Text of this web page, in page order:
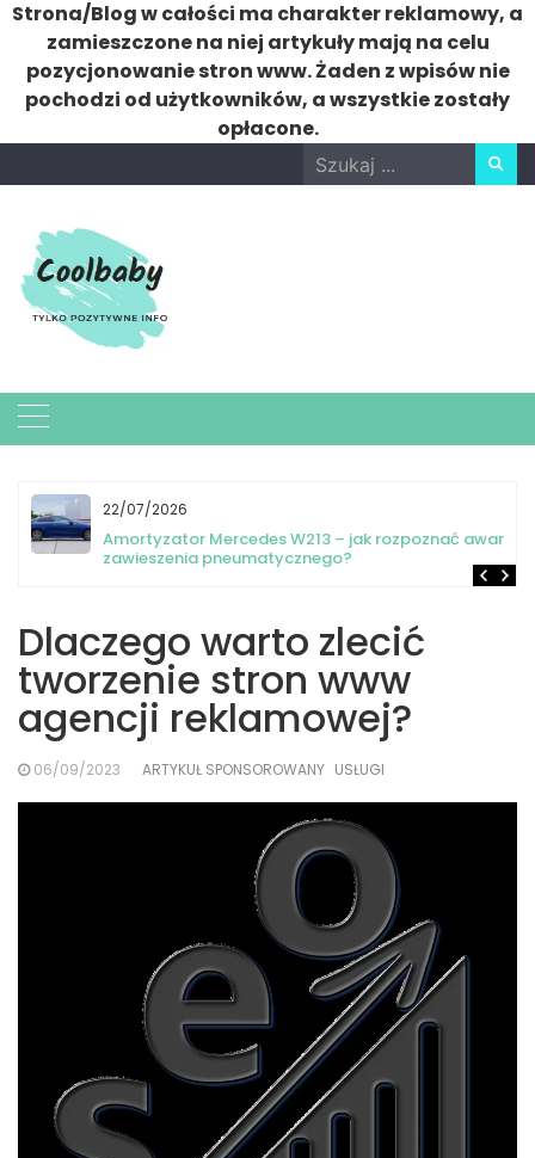
Strona/Blog w całości ma charakter reklamowy, a
zamieszczone na niej artykuły mają na celu
pozycjonowanie stron www. Żaden z wpisów nie
pochodzi od użytkowników, a wszystkie zostały
opłacone.
to
Search
for:
22/07/2026
Amortyzator Mercedes W213 – jak rozpoznać awarię
zawieszenia pneumatycznego?
Dlaczego warto zlecić
tworzenie stron www
agencji reklamowej?
06/09/2023 ARTYKUŁ SPONSOROWANY USŁUGI